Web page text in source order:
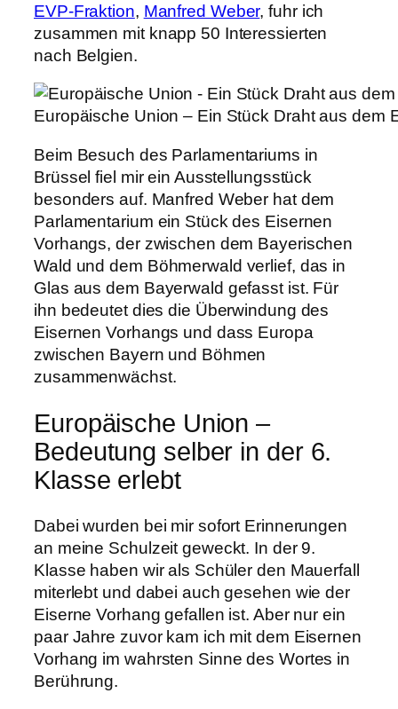
EVP-Fraktion, Manfred Weber, fuhr ich
zusammen mit knapp 50 Interessierten
nach Belgien.
Europäische Union – Ein Stück Draht aus dem
Beim Besuch des Parlamentariums in
Brüssel fiel mir ein Ausstellungsstück
besonders auf. Manfred Weber hat dem
Parlamentarium ein Stück des Eisernen
Vorhangs, der zwischen dem Bayerischen
Wald und dem Böhmerwald verlief, das in
Glas aus dem Bayerwald gefasst ist. Für
ihn bedeutet dies die Überwindung des
Eisernen Vorhangs und dass Europa
zwischen Bayern und Böhmen
zusammenwächst.
Europäische Union –
Bedeutung selber in der 6.
Klasse erlebt
Dabei wurden bei mir sofort Erinnerungen
an meine Schulzeit geweckt. In der 9.
Klasse haben wir als Schüler den Mauerfall
miterlebt und dabei auch gesehen wie der
Eiserne Vorhang gefallen ist. Aber nur ein
paar Jahre zuvor kam ich mit dem Eisernen
Vorhang im wahrsten Sinne des Wortes in
Berührung.